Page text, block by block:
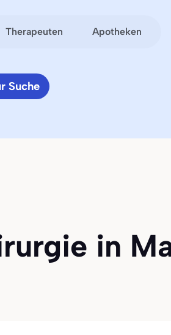
Therapeuten Apotheken
Suche
in